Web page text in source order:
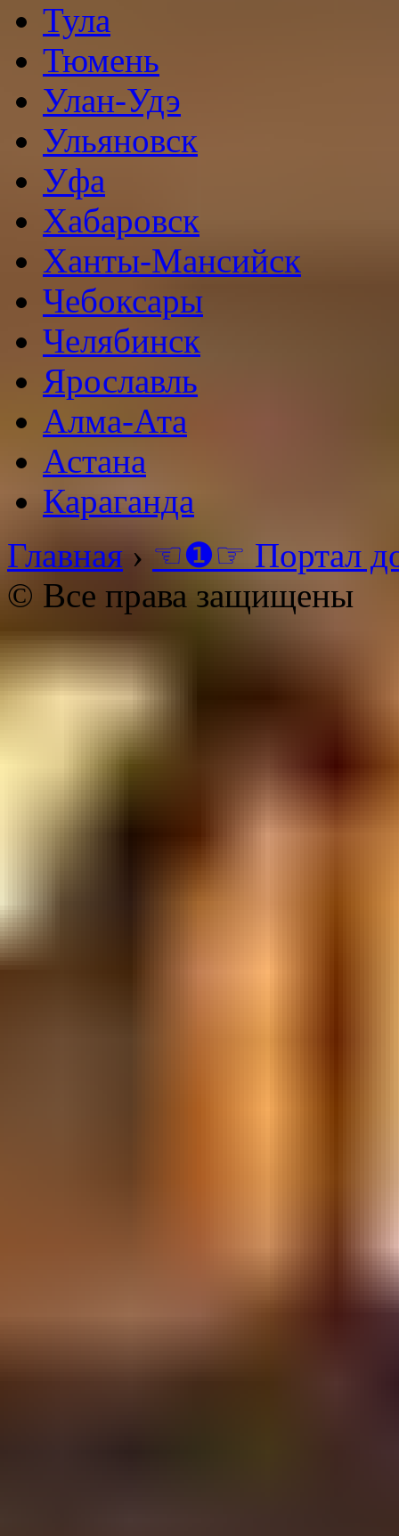
Тула
Тюмень
Улан-Удэ
Ульяновск
Уфа
Хабаровск
Ханты-Мансийск
Чебоксары
Челябинск
Ярославль
Алма-Ата
Астана
Караганда
Главная › ☜❶☞ Портал
© Все права защищены